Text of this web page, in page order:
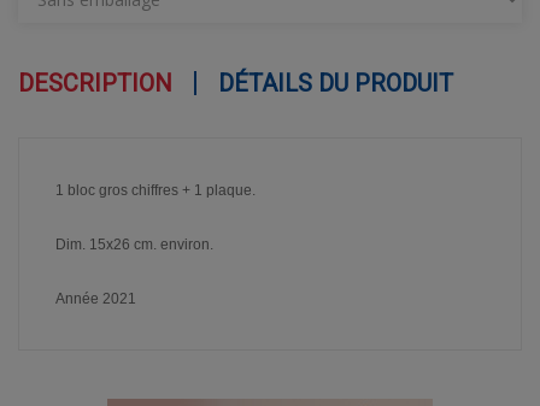
DESCRIPTION DÉTAILS DU PRODUIT
1 bloc gros chiffres + 1 plaque.
Dim. 15x26 cm. environ.
Année 2021